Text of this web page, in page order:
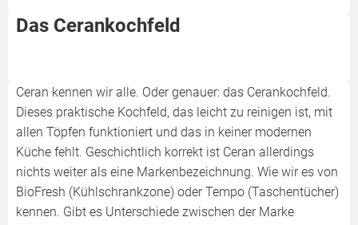
Das Cerankochfeld
Ceran kennen wir alle. Oder genauer: das Cerankochfeld.
Dieses praktische Kochfeld, das leicht zu reinigen ist, mit
allen Töpfen funktioniert und das in keiner modernen
Küche fehlt. Geschichtlich korrekt ist Ceran allerdings
nichts weiter als eine Markenbezeichnung. Wie wir es von
BioFresh (Kühlschrankzone) oder Tempo (Taschentücher)
kennen. Gibt es Unterschiede zwischen der Marke